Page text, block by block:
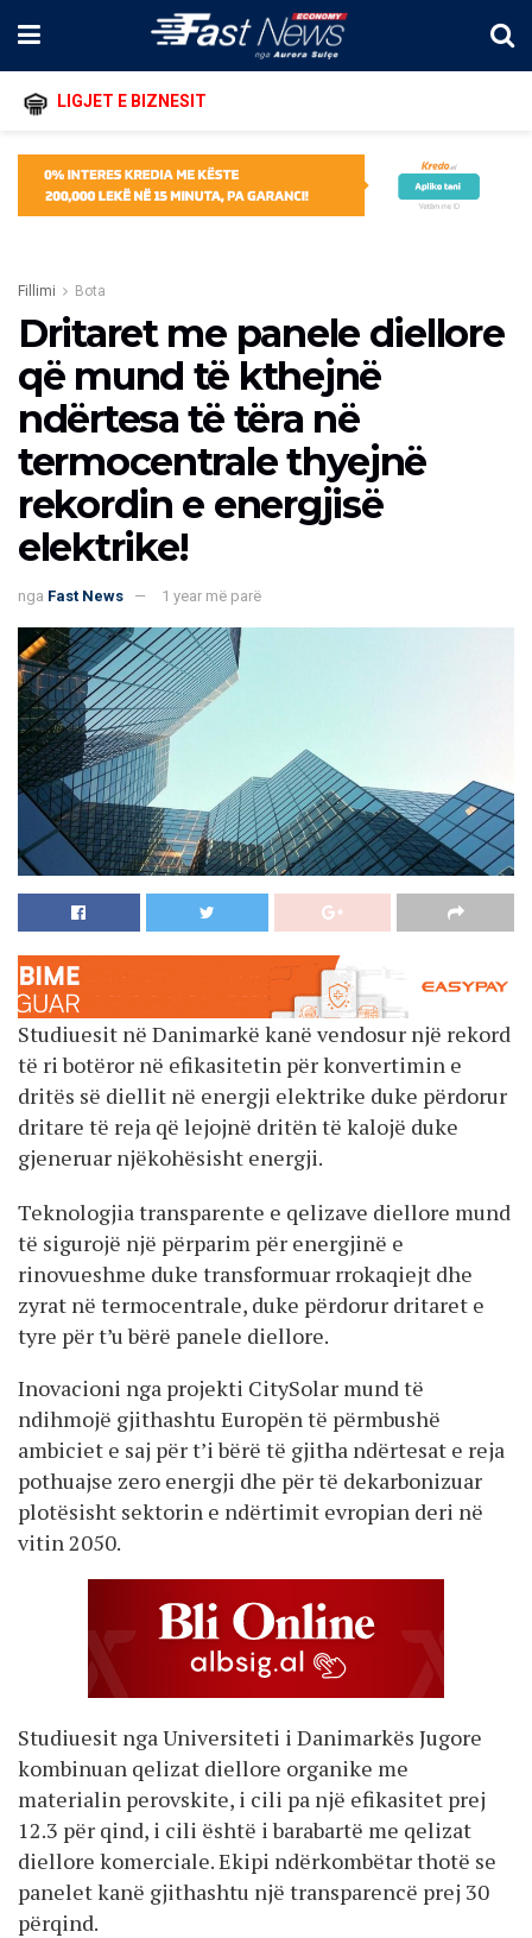
LIGJET E BIZNESIT
Fillimi Bota
Dritaret me panele diellore
që mund të kthejnë
ndërtesa të tëra në
termocentrale thyejnë
rekordin e energjisë
elektrike!
nga Fast News 1 year më parë
Studiuesit në Danimarkë kanë vendosur një rekord
të ri botëror në efikasitetin për konvertimin e
dritës së diellit në energji elektrike duke përdorur
dritare të reja që lejojnë dritën të kalojë duke
gjeneruar njëkohësisht energji.
Teknologjia transparente e qelizave diellore mund
të sigurojë një përparim për energjinë e
rinovueshme duke transformuar rrokaqiejt dhe
zyrat në termocentrale, duke përdorur dritaret e
tyre për t’u bërë panele diellore.
Inovacioni nga projekti CitySolar mund të
ndihmojë gjithashtu Europën të përmbushë
ambiciet e saj për t’i bërë të gjitha ndërtesat e reja
pothuajse zero energji dhe për të dekarbonizuar
plotësisht sektorin e ndërtimit evropian deri në
vitin 2050.
Studiuesit nga Universiteti i Danimarkës Jugore
kombinuan qelizat diellore organike me
materialin perovskite, i cili pa një efikasitet prej
12.3 për qind, i cili është i barabartë me qelizat
diellore komerciale. Ekipi ndërkombëtar thotë se
panelet kanë gjithashtu një transparencë prej 30
përqind.